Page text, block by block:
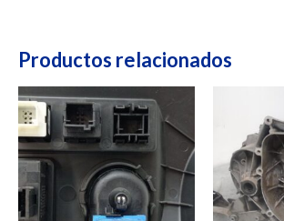
Productos relacionados